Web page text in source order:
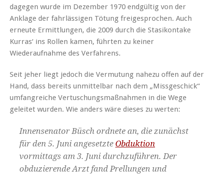
dagegen wurde im Dezember 1970 endgültig von der
Anklage der fahrlässigen Tötung freigesprochen. Auch
erneute Ermittlungen, die 2009 durch die Stasikontake
Kurras‘ ins Rollen kamen, führten zu keiner
Wiederaufnahme des Verfahrens.
Seit jeher liegt jedoch die Vermutung nahezu offen auf der
Hand, dass bereits unmittelbar nach dem „Missgeschick“
umfangreiche Vertuschungsmaßnahmen in die Wege
geleitet wurden. Wie anders wäre dieses zu werten:
Innensenator Büsch ordnete an, die zunächst
für den 5. Juni angesetzte Obduktion
vormittags am 3. Juni durchzuführen. Der
obduzierende Arzt fand Prellungen und